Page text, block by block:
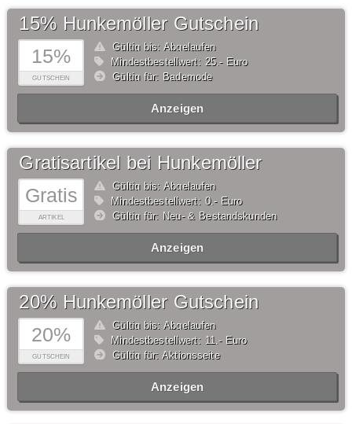
15%
GUTSCHEIN
15% Hunkemöller Gutschein
Gültig bis: Abgelaufen
Mindestbestellwert: 25,- Euro
Gültig für: Bademode
Anzeigen
Gratis
ARTIKEL
Gratisartikel bei Hunkemöller
Gültig bis: Abgelaufen
Mindestbestellwert: 0,- Euro
Gültig für: Neu- & Bestandskunden
Anzeigen
20%
GUTSCHEIN
20% Hunkemöller Gutschein
Gültig bis: Abgelaufen
Mindestbestellwert: 11,- Euro
Gültig für: Aktionsseite
Anzeigen